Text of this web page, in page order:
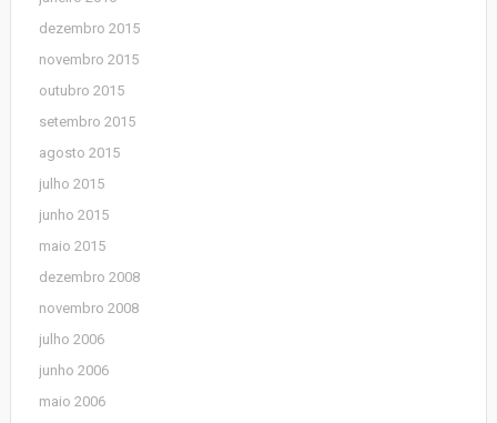
dezembro 2015
novembro 2015
outubro 2015
setembro 2015
agosto 2015
julho 2015
junho 2015
maio 2015
dezembro 2008
novembro 2008
julho 2006
junho 2006
maio 2006